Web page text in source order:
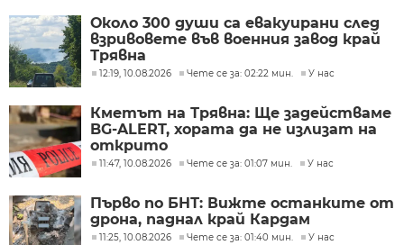
Около 300 души са евакуирани след
взривовете във военния завод край
Трявна
12:19, 10.08.2026 Чете се за: 02:22 мин. У нас
Кметът на Трявна: Ще задействаме
BG-ALERT, хората да не излизат на
открито
11:47, 10.08.2026 Чете се за: 01:07 мин. У нас
Първо по БНТ: Вижте останките от
дрона, паднал край Кардам
11:25, 10.08.2026 Чете се за: 01:40 мин. У нас